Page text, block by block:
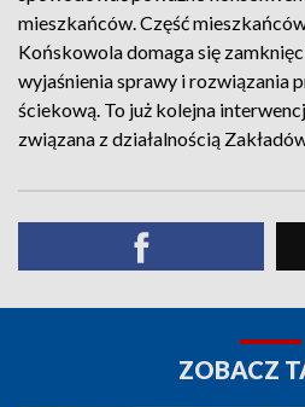
mieszkańców. Część
Końskowola domaga się
wyjaśnienia sprawy i rozwiązania
ściekową. To już kolejna
związana z działalnością
ZOBACZ